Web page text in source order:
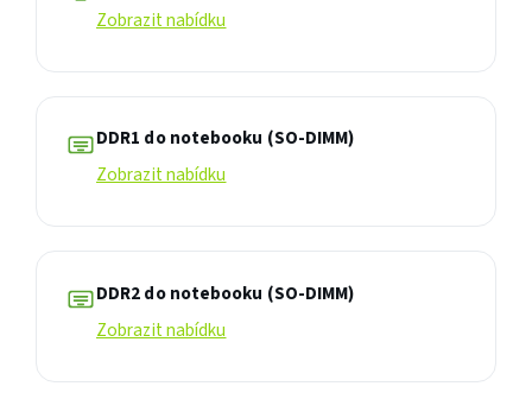
Zobrazit nabídku
DDR1 do notebooku (SO-DIMM)
Zobrazit nabídku
DDR2 do notebooku (SO-DIMM)
Zobrazit nabídku